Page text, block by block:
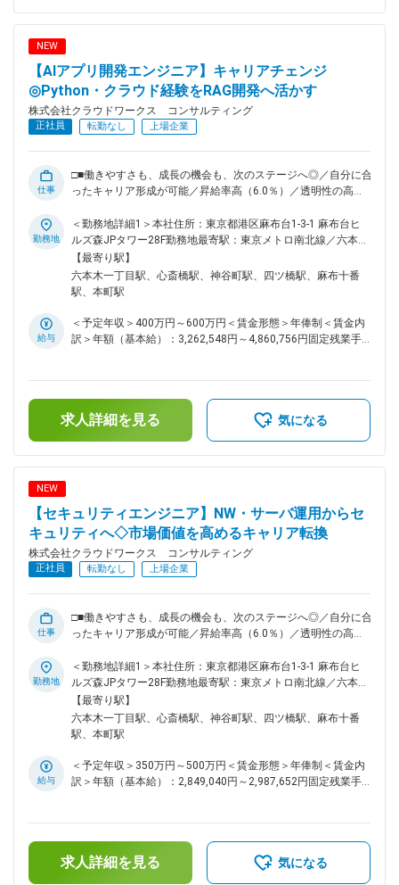
魅力： ◇「食いっぱぐれない」スキルの掛け算：「インフラ×
す。 ◇高額なAIリソースに触れる：個人では到底用意できな
い、高性能なGPUサーバーや大規模なクラウド環境を仕事とし
て動かす醍醐味があります。 ◇「AIの裏側」を独り占め：モデ
ルを作るデータサイエンティストと肩を並べ、「AIがどう動い
ているか」という仕組みをインフラ視点で深く理解できます。
■当社の魅力： 2025年10月、クラウドワークス コンサルティ
ました。現在エンジニアの働き方・給与／評価制度・福利厚生
などの改善が進行中です。今後は働く条件面だけでなく、様々
の定める業務
固定手当を含めた表記です。
NEW
【AIアプリ開発エンジニア】キャリアチェンジ
◎Python・クラウド経験をRAG開発へ活かす
株式会社クラウドワークス コンサルティング
正社員 転勤なし 上場企業
仕事
□■働きやすさも、成長の機会も、次のステージへ◎／自分に合
ったキャリア形成が可能／昇給率高（6.0％）／透明性の高い
ップ可能■□ ■業務内容： 企業の膨大な暗黙知をAIが扱える形
式に変換し、自律的に動く「AIエージェント」を実装する高度
なプロジェクトが増えています。 ◇金融や大手通信業界などの
AIチャット基盤の保守運用・機能追加。 ◇Pythonを用いたデ
ータパイプライン（数千万件規模のデータ処理）の開発を通じ
コードツールを用いた迅速なプロトタイピングや、プロンプト
のチューニング、RAGの精度評価など。 ■ポジションの魅力：
級のセキュリティ設計を学べます。 ◇キャリアの掛け算：「ク
ラウド（AWS／Azure）×データ基盤×生成AI」という、今最も
市場価値が高い3つの領域を同時に経験できます。 ■キャリア
について： ～社内請負案件拡大中／SES以外のキャリア～ ス
次のステージへ。現在、クラウドワークス コンサルティング
◇最先端技術に触れられる外部プロジェクト ◇要件定義や設計
から関われる自社内プロジェクト ※PM／PL経験者には、請負
チームの立ち上げや拡大にも即参画可能です。キャリアの選択
肢が今まで以上に広がります。 ■当社の魅力： 2025年10月、
クラウドワークス コンサルティングは社名を変更し、新しい
仲間を迎え、新しく生まれ変わりました。現在エンジニアの働
後は働く条件面だけでなく、様々なプロジェクトへの参画も期
待されます。 変更の範囲：会社の定める業務
勤務地
＜勤務地詳細1＞本社住所：東京都港区麻布台1-3-1 麻布台ヒ
ルズ森JPタワー28F勤務地最寄駅：東京メトロ南北線／六本木
一丁目駅受動喫煙対策：屋内喫煙可能場所あり＜勤務地詳細2
＞顧客先（大阪・愛知・福岡・東京）住所：大阪府 受動喫煙
対策：屋内全面禁煙＜勤務地詳細3＞大阪オフィス住所：大阪
駅：各線／心斎橋駅受動喫煙対策：屋内全面禁煙変更の範囲：
会社の定める事業所（リモートワーク含む）
【最寄り駅】
六本木一丁目駅、心斎橋駅、神谷町駅、四ツ橋駅、麻布十番
駅、本町駅
給与
＜予定年収＞400万円～600万円＜賃金形態＞年俸制＜賃金内
訳＞年額（基本給）：3,262,548円～4,860,756円固定残業手
業手当＞有＜給与補足＞※スキルや経験を考慮の上、当社賃金
規定により決定します。■昇給：年1回※2024年度年間平均昇
給額：26万円■業績賞与：あり賃金はあくまでも目安の金額で
固定手当を含めた表記です。
求人詳細を見る 気になる
NEW
【セキュリティエンジニア】NW・サーバ運用からセ
キュリティへ◇市場価値を高めるキャリア転換
株式会社クラウドワークス コンサルティング
正社員 転勤なし 上場企業
仕事
□■働きやすさも、成長の機会も、次のステージへ◎／自分に合
ったキャリア形成が可能／昇給率高（6.0％）／透明性の高い
ップ可能■□ ■業務内容： ◇セキュリティ製品（FW／IDS／IPS
／WAF等）の運用・保守 ◇ID／アクセス管理、パッチ適用管理
などの運用業務 ◇セキュリティアラートの一次対応・エスカレ
ーション ◇脆弱性スキャンツールの実行および結果の整理
「設計から携わりたいが、実際は運用ばかり」「自分の専門知
とは無縁です。 顧客のクリティカルな課題を解決する「セキ
ュリティの実装」を目指していただきたいと思っております。
査、あるいは最新のWAF導入による防御力の最大化など。 あ
なたには、特定の手順を守るだけの作業者ではなく、「どう守
るべきか」の答えを技術で示すエンジニアとして、最前線で腕
勤務地
＜勤務地詳細1＞本社住所：東京都港区麻布台1-3-1 麻布台ヒ
ルズ森JPタワー28F勤務地最寄駅：東京メトロ南北線／六本木
一丁目駅受動喫煙対策：屋内喫煙可能場所あり＜勤務地詳細2
＞顧客先（大阪・愛知・福岡・東京）住所：大阪府 受動喫煙
対策：屋内全面禁煙＜勤務地詳細3＞大阪オフィス住所：大阪
駅：各線／心斎橋駅受動喫煙対策：屋内全面禁煙変更の範囲：
会社の定める事業所（リモートワーク含む）
【最寄り駅】
六本木一丁目駅、心斎橋駅、神谷町駅、四ツ橋駅、麻布十番
駅、本町駅
給与
＜予定年収＞350万円～500万円＜賃金形態＞年俸制＜賃金内
訳＞年額（基本給）：2,849,040円～2,987,652円固定残業手
残業手当＞有＜給与補足＞※スキルや経験を考慮の上、当社賃
金規定により決定します。■昇給：年1回※2024年度年間平均
昇給額：26万円■業績賞与：あり賃金はあくまでも目安の金額
求人詳細を見る 気になる